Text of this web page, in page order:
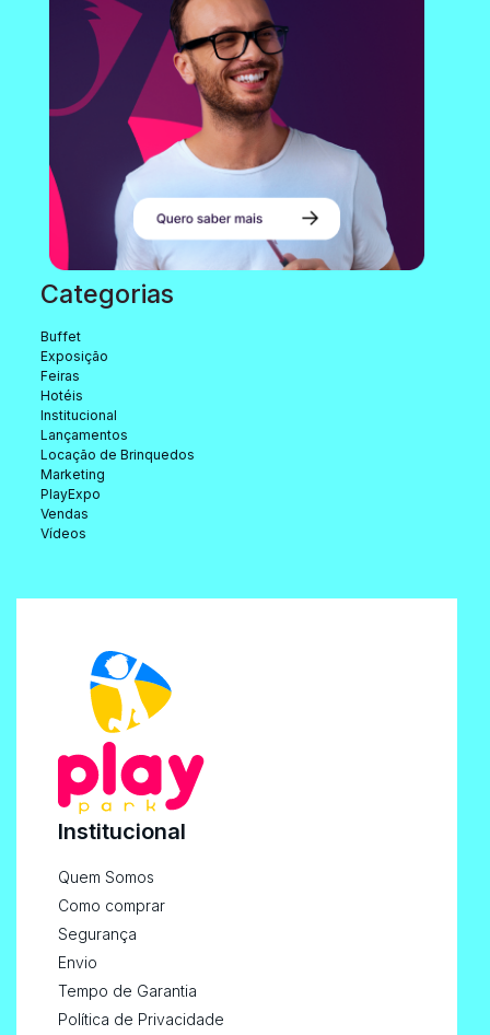
Categorias
Buffet
Exposição
Feiras
Hotéis
Institucional
Lançamentos
Locação de Brinquedos
Marketing
PlayExpo
Vendas
Vídeos
Institucional
Quem Somos
Como comprar
Segurança
Envio
Tempo de Garantia
Política de Privacidade